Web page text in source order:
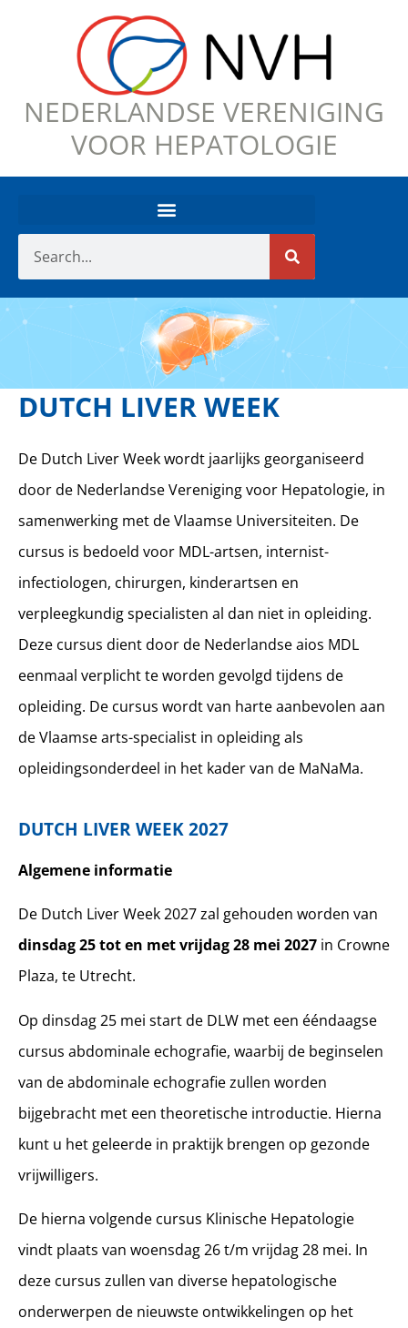
NEDERLANDSE VERENIGING
VOOR HEPATOLOGIE
DUTCH LIVER WEEK
De Dutch Liver Week wordt jaarlijks georganiseerd
door de Nederlandse Vereniging voor Hepatologie, in
samenwerking met de Vlaamse Universiteiten. De
cursus is bedoeld voor MDL-artsen, internist-
infectiologen, chirurgen, kinderartsen en
verpleegkundig specialisten al dan niet in opleiding.
Deze cursus dient door de Nederlandse aios MDL
eenmaal verplicht te worden gevolgd tijdens de
opleiding. De cursus wordt van harte aanbevolen aan
de Vlaamse arts-specialist in opleiding als
opleidingsonderdeel in het kader van de MaNaMa.
DUTCH LIVER WEEK 2027
Algemene informatie
De Dutch Liver Week 2027 zal gehouden worden van
dinsdag 25 tot en met vrijdag 28 mei 2027 in Crowne
Plaza, te Utrecht.
Op dinsdag 25 mei start de DLW met een ééndaagse
cursus abdominale echografie, waarbij de beginselen
van de abdominale echografie zullen worden
bijgebracht met een theoretische introductie. Hierna
kunt u het geleerde in praktijk brengen op gezonde
vrijwilligers.
De hierna volgende cursus Klinische Hepatologie
vindt plaats van woensdag 26 t/m vrijdag 28 mei. In
deze cursus zullen van diverse hepatologische
onderwerpen de nieuwste ontwikkelingen op het